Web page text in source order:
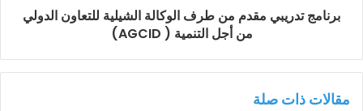
برنامج تدريبي مقدم من طرف الوكالة الشيلية للتعاون الدولي
من أجل التنمية ( AGCID)
مقالات ذات صلة